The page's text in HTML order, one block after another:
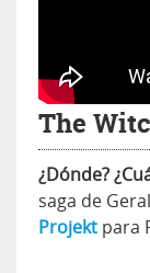
The
¿Dónde?
saga de
Projekt para